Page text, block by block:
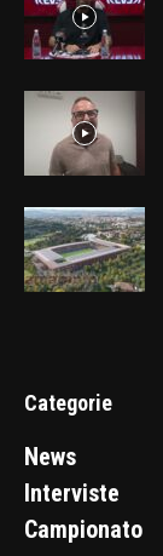
Categorie
News
Interviste
Campionato